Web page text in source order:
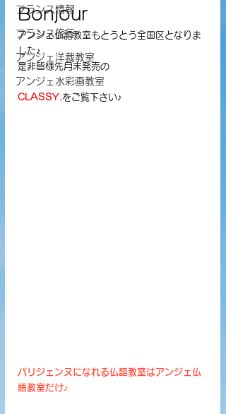
フランス情報
フランス旅行
アンジェ洋裁教室
アンジェ水彩画教室
Bonjour
アンジェ仏語教室もとうとう全国区となりま
した♪
是非皆様先月末発売の
CLASSY.をご覧下さい♪
パリジェンヌになれる仏語教室はアンジェ仏
語教室だけ♪